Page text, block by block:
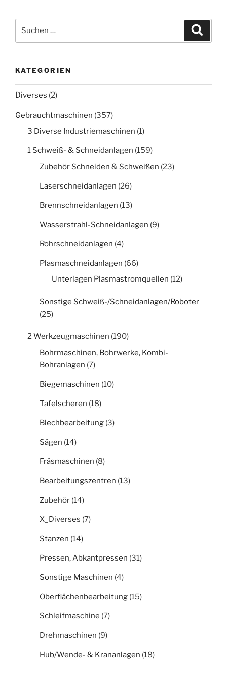
nach:
KATEGORIEN
Diverses (2)
Gebrauchtmaschinen (357)
3 Diverse Industriemaschinen (1)
1 Schweiß- & Schneidanlagen (159)
Zubehör Schneiden & Schweißen (23)
Laserschneidanlagen (26)
Brennschneidanlagen (13)
Wasserstrahl-Schneidanlagen (9)
Rohrschneidanlagen (4)
Plasmaschneidanlagen (66)
Unterlagen Plasmastromquellen (12)
Sonstige Schweiß-/Schneidanlagen/Roboter
(25)
2 Werkzeugmaschinen (190)
Bohrmaschinen, Bohrwerke, Kombi-
Bohranlagen (7)
Biegemaschinen (10)
Tafelscheren (18)
Blechbearbeitung (3)
Sägen (14)
Fräsmaschinen (8)
Bearbeitungszentren (13)
Zubehör (14)
X_Diverses (7)
Stanzen (14)
Pressen, Abkantpressen (31)
Sonstige Maschinen (4)
Oberflächenbearbeitung (15)
Schleifmaschine (7)
Drehmaschinen (9)
Hub/Wende- & Krananlagen (18)